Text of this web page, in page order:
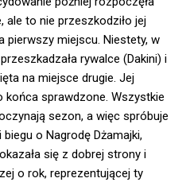
to nie przeszkodziło jej
pierwszy miejscu. Niestety, w
rywalce (Dakini) i
na miejsce drugie. Jej
sprawdzone. Wszystkie
sezon, a więc spróbuje
o Nagrodę Dżamajki,
się z dobrej strony i
o rok, reprezentującej ty